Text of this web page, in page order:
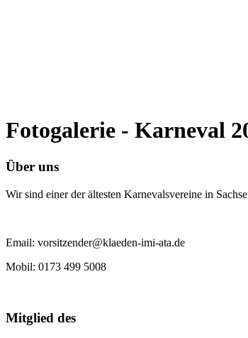
Fotogalerie - Karneval
Über uns
Wir sind einer der ältesten Karnevalsvereine in
Email: vorsitzender@klaeden-imi-ata.de
Mobil: 0173 499 5008
Mitglied des